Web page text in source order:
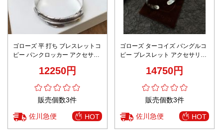
ゴローズ 平 打ち ブレスレットコ
ピー パンクロッカー アクセサリ
12250円
販売個数3件
佐川急便 HOT
ゴローズ ターコイズ バングルコ
ピー ブレスレット アクセサリー
新作 シルバー14750円
販売個数3件
佐川急便 HOT